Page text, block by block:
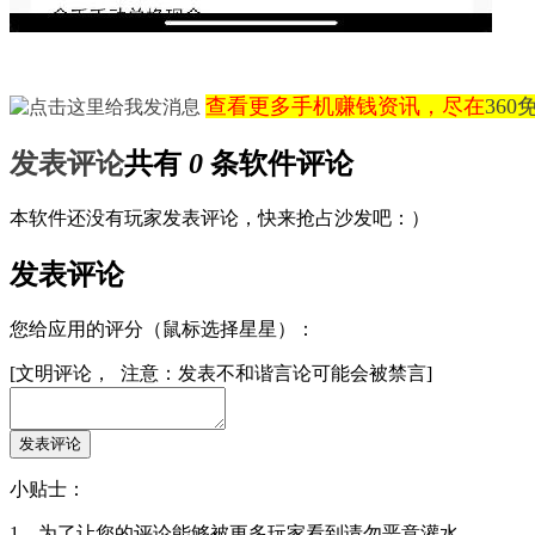
查看更多手机赚钱资讯，尽在360
发表评论共有 0 条软件评论
本软件还没有玩家发表评论，快来抢占沙发吧：）
发表评论
您给应用的评分（鼠标选择星星）：
[文明评论， 注意：发表不和谐言论可能会被禁言]
小贴士：